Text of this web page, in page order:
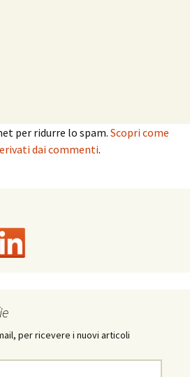
per ridurre lo spam. Scopri come
dai commenti.
per ricevere i nuovi articoli